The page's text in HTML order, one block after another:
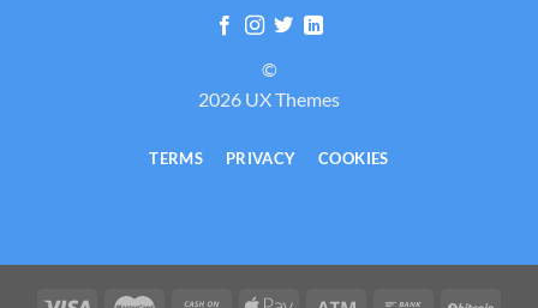
©
2026 UX Themes
TERMS PRIVACY COOKIES